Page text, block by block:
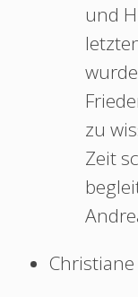
und
zu
Zeit
Christiane